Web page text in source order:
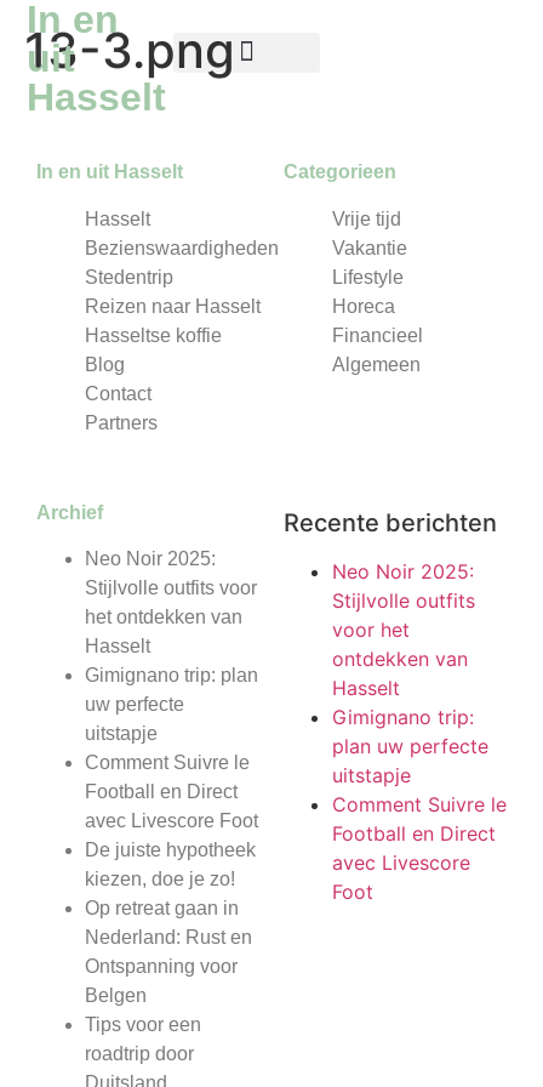
In en
uit
Hasselt
13-3.png
In en uit Hasselt
Hasselt
Bezienswaardigheden
Stedentrip
Reizen naar Hasselt
Hasseltse koffie
Blog
Contact
Partners
Categorieen
Vrije tijd
Vakantie
Lifestyle
Horeca
Financieel
Algemeen
Archief
Neo Noir 2025:
Stijlvolle outfits voor
het ontdekken van
Hasselt
Gimignano trip: plan
uw perfecte
uitstapje
Comment Suivre le
Football en Direct
avec Livescore Foot
De juiste hypotheek
kiezen, doe je zo!
Op retreat gaan in
Nederland: Rust en
Ontspanning voor
Belgen
Tips voor een
roadtrip door
Recente berichten
Neo Noir 2025:
Stijlvolle outfits
voor het
ontdekken van
Hasselt
Gimignano trip:
plan uw perfecte
uitstapje
Comment Suivre le
Football en Direct
avec Livescore
Foot